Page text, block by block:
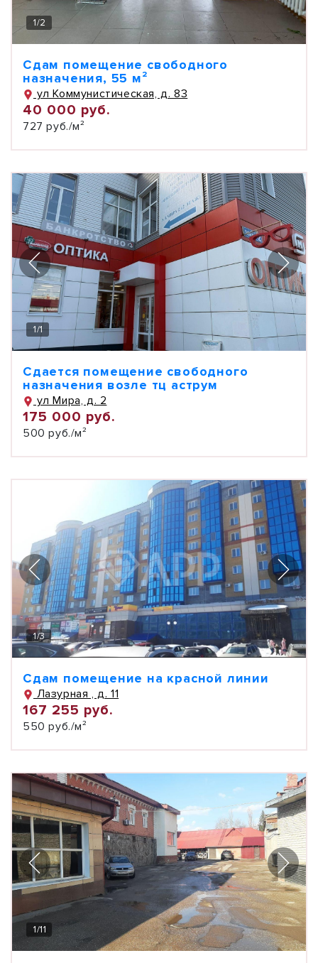
1/2
Сдам помещение свободного
назначения, 55 м²
ул Коммунистическая, д. 83
40 000 руб.
727 руб./м²
1/1
Сдается помещение свободного
назначения возле тц аструм
ул Мира, д. 2
175 000 руб.
500 руб./м²
1/3
Сдам помещение на красной линии
Лазурная , д. 11
167 255 руб.
550 руб./м²
1/11